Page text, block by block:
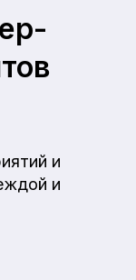
и
и